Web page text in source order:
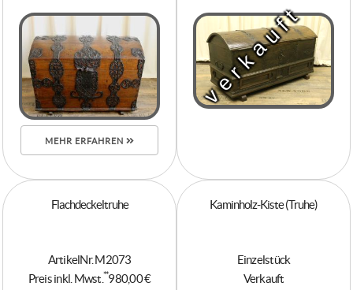
MEHR ERFAHREN
verkauft
Flachdeckeltruhe
ArtikelNr. M2073
Preis inkl. Mwst. **980,00 €
Kaminholz-Kiste (Truhe)
Einzelstück
Verkauft